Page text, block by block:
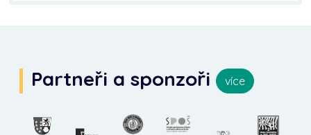
Partneři a sponzoři více